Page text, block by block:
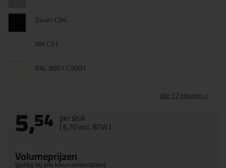
Zwart C04
Wit C01
RAL 9001 C9001
alle 17 kleuren >
5,54 per stuk
(6,70incl. BTW )
Volumeprijzen
(geldig bij alle kleurcombinaties)